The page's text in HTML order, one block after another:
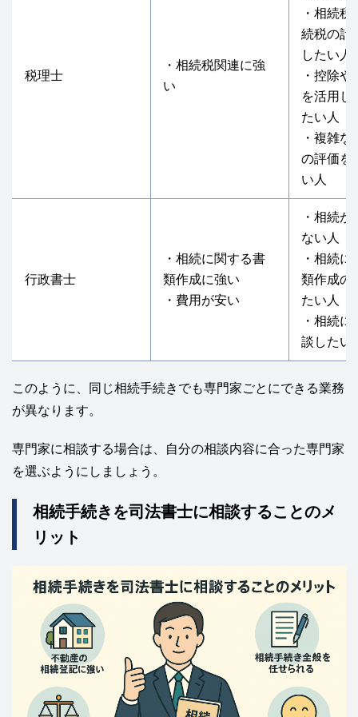
税理士
・相続税関連に強
い
・相続
続税の計
したい人
・控除
を活用し
たい人
・複雑
の評価を
い人
行政書士
・相続に関する書
類作成に強い
・費用が安い
・相続
ない人
・相続
類作成の
たい人
・相続
談したい
このように、同じ相続手続きでも専門家ごとにできる業務
が異なります。
専門家に相談する場合は、自分の相談内容に合った専門家
を選ぶようにしましょう。
相続手続きを司法書士に相談することのメ
リット